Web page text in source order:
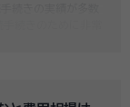
続きの実績が多数
続きのために非常